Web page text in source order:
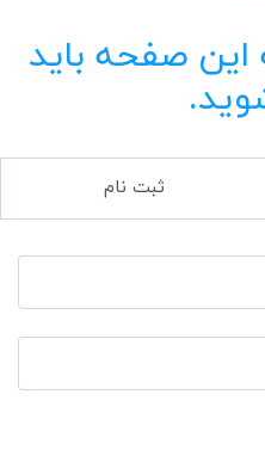
صفحه باید
ثبت نام